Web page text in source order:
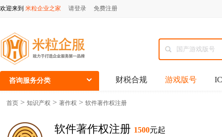
欢迎来到 米粒企业之家 请登录 免费注册
咨询服务分类 财税合规 游戏版号
首页 > 知识产权 > 著作权 > 软件著作权注册
软件著作权注册 1500元起